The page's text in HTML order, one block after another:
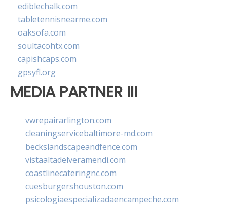
ediblechalk.com
tabletennisnearme.com
oaksofa.com
soultacohtx.com
capishcaps.com
gpsyfl.org
MEDIA PARTNER III
vwrepairarlington.com
cleaningservicebaltimore-md.com
beckslandscapeandfence.com
vistaaltadelveramendi.com
coastlinecateringnc.com
cuesburgershouston.com
psicologiaespecializadaencampeche.com